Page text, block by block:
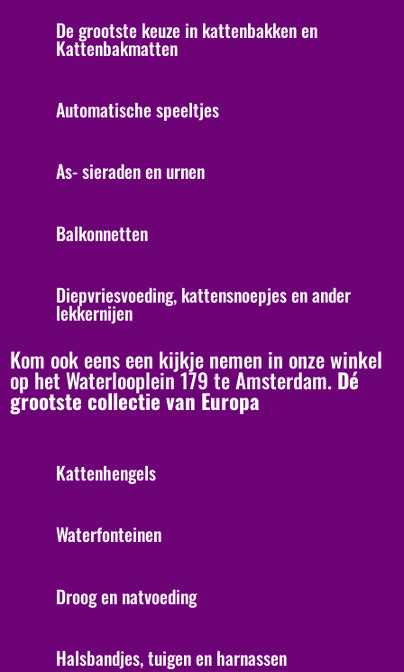
De grootste keuze in kattenbakken en
Kattenbakmatten
Automatische speeltjes
As- sieraden en urnen
Balkonnetten
Diepvriesvoeding, kattensnoepjes en ander
lekkernijen
Kom ook eens een kijkje nemen in onze winkel
op het Waterlooplein 179 te Amsterdam. Dé
grootste collectie van Europa
Kattenhengels
Waterfonteinen
Droog en natvoeding
Halsbandjes, tuigen en harnassen